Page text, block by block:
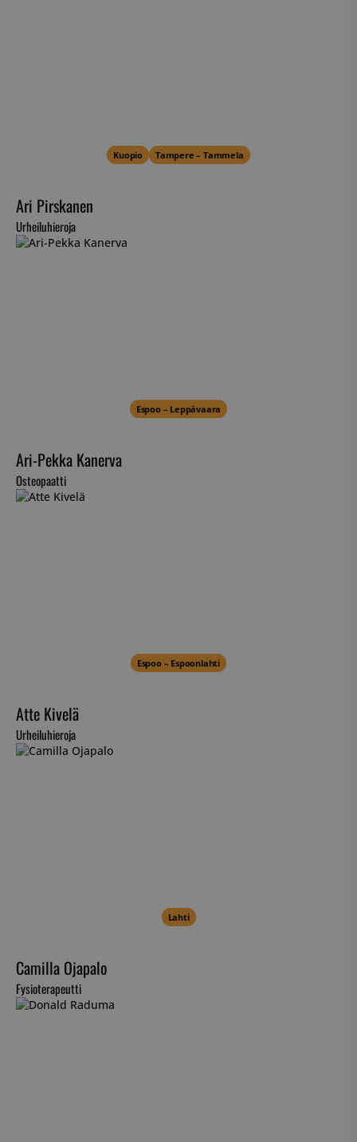
Kuopio Tampere – Tammela
Ari Pirskanen
Urheiluhieroja
Espoo – Leppävaara
Ari-Pekka Kanerva
Osteopaatti
Espoo – Espoonlahti
Atte Kivelä
Urheiluhieroja
Lahti
Camilla Ojapalo
Fysioterapeutti